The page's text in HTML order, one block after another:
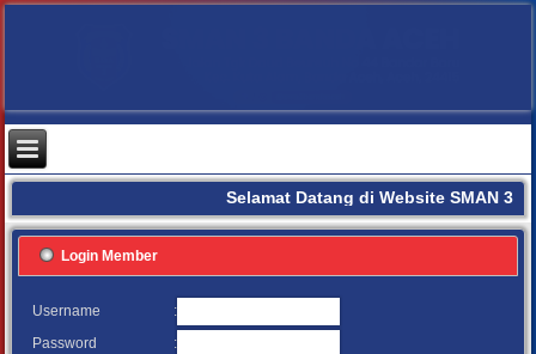
Selamat Datang di Website SMAN 3
Login Member
Username
:
Password
: